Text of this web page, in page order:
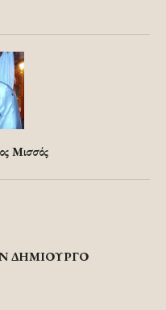
Μισσός
ΔΗΜΙΟΥΡΓΟ